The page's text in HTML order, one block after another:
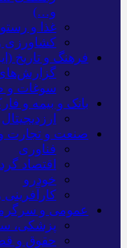
و…)
غذا و
کشاورزی
فرهنگ و تاریخ
سوغات و
بانک و بیمه و
ارزدیجیتال
صنعت و تجارت
فناوری
اقتصاد
خودرو
کارآفرینی
عمومی و
پزشکی،
حقوق و